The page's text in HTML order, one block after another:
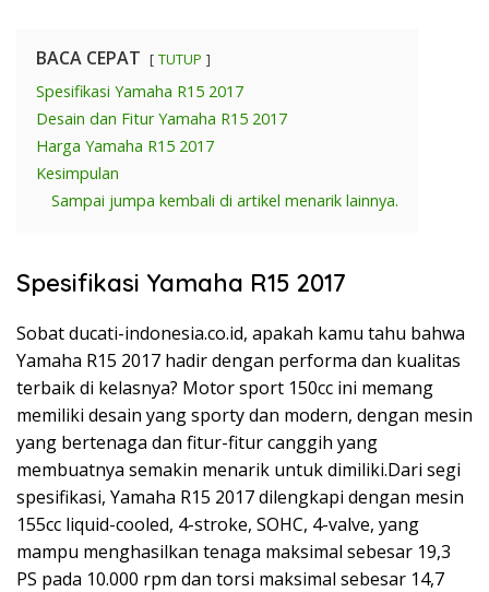
BACA CEPAT TUTUP
Spesifikasi Yamaha R15 2017
Desain dan Fitur Yamaha R15 2017
Harga Yamaha R15 2017
Kesimpulan
Sampai jumpa kembali di artikel menarik lainnya.
Spesifikasi Yamaha R15 2017
Sobat ducati-indonesia.co.id, apakah kamu tahu bahwa
Yamaha R15 2017 hadir dengan performa dan kualitas
terbaik di kelasnya? Motor sport 150cc ini memang
memiliki desain yang sporty dan modern, dengan mesin
yang bertenaga dan fitur-fitur canggih yang
membuatnya semakin menarik untuk dimiliki.Dari segi
spesifikasi, Yamaha R15 2017 dilengkapi dengan mesin
155cc liquid-cooled, 4-stroke, SOHC, 4-valve, yang
mampu menghasilkan tenaga maksimal sebesar 19,3
PS pada 10.000 rpm dan torsi maksimal sebesar 14,7